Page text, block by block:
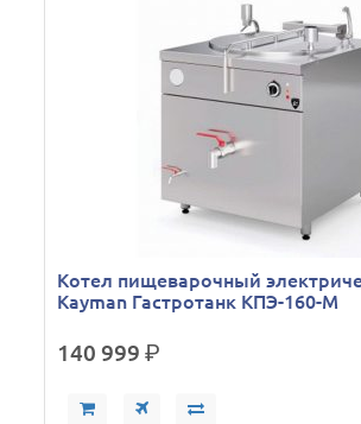
Кoтел пищеварочный
Kayman Гастротанк КПЭ-160-М
140 999р.